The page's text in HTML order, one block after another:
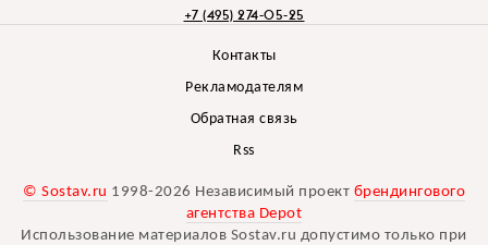
+7 (495) 274-05-25
Контакты
Рекламодателям
Обратная связь
Rss
© Sostav.ru 1998-2026 Независимый проект брендингового
агентства Depot
Использование материалов Sostav.ru допустимо только при